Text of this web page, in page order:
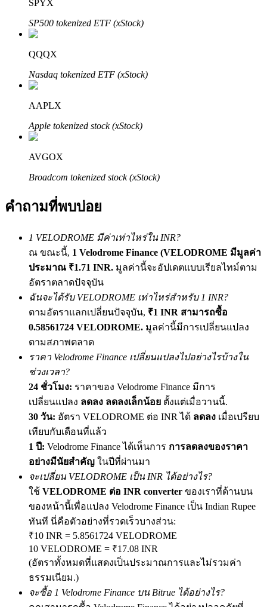
การแนะนำ
เชิญเพื่อนเพื่อรับรางวัลเงินสด
BTC Welcome Rewards
BTC Welcome Rewards
Deposit & Trade BTC to Share 25000 USDT prize pool!
Deposit CASHCAT & Win
Share 500000 CASHCAT prize pool
Exclusive for BitMart Users
Register & Trade to Win 500,000 USDT
Precious Metals Trading Carnival
Trade Gold & Silver · 33,333 USDT Bonus
USDT New User Exclusive 10% APR
USDT Flexible Staking | Daily Rewards
SPYX
SP500 tokenized ETF (xStock)
QQQX
Nasdaq tokenized ETF (xStock)
AAPLX
Apple tokenized stock (xStock)
AVGOX
Broadcom tokenized stock (xStock)
คำถามที่พบบ่อย
1 VELODROME มีค่าเท่าไหร่ใน INR?
ณ ขณะนี้, 1 Velodrome Finance (VELODROME มีมูลค่า
ประมาณ ₹1.71 INR. มูลค่านี้จะอัปเดตแบบเรียลไทม์ตาม
อัตราตลาดปัจจุบัน
ฉันจะได้รับ VELODROME เท่าไหร่สำหรับ 1 INR?
ตามอัตราแลกเปลี่ยนปัจจุบัน, ₹1 INR สามารถซื้อ
0.58561724 VELODROME. มูลค่านี้มีการเปลี่ยนแปลง
ตามสภาพตลาด
ราคา Velodrome Finance เปลี่ยนแปลงไปอย่างไรบ้างใน
ช่วงเวลา?
24 ชั่วโมง: ราคาของ Velodrome Finance มีการ
เปลี่ยนแปลง ลดลง ลดลงเล็กน้อย ตั้งแต่เมื่อวานนี้.
30 วัน: อัตรา VELODROME ต่อ INR ได้ ลดลง เมื่อเปรียบ
เทียบกับเดือนที่แล้ว
1 ปี: Velodrome Finance ได้เห็นการ การลดลงของราคา
อย่างมีนัยสำคัญ ในปีที่ผ่านมา
จะเปลี่ยน VELODROME เป็น INR ได้อย่างไร?
ใช้ VELODROME ต่อ INR converter ของเราที่ด้านบน
ของหน้านี้เพื่อแปลง Velodrome Finance เป็น Indian Rupee
ทันที นี่คือตัวอย่างที่รวดเร็วบางส่วน:
₹10 INR = 5.8561724 VELODROME
10 VELODROME = ₹17.08 INR
(อัตราทั้งหมดที่แสดงเป็นประมาณการและไม่รวมค่า
ธรรมเนียม.)
จะซื้อ 1 Velodrome Finance บน Bitrue ได้อย่างไร?